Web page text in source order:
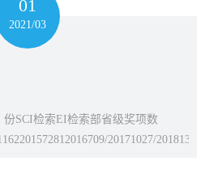
01
2021/03
检索EI检索部省级奖项数
20171027/20181363